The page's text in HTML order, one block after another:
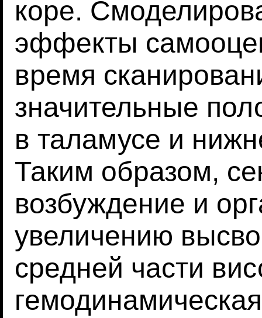
коре.
эффекты
время
значительные
в таламусе и
Таким образом,
возбуждение и
увеличению
средней части